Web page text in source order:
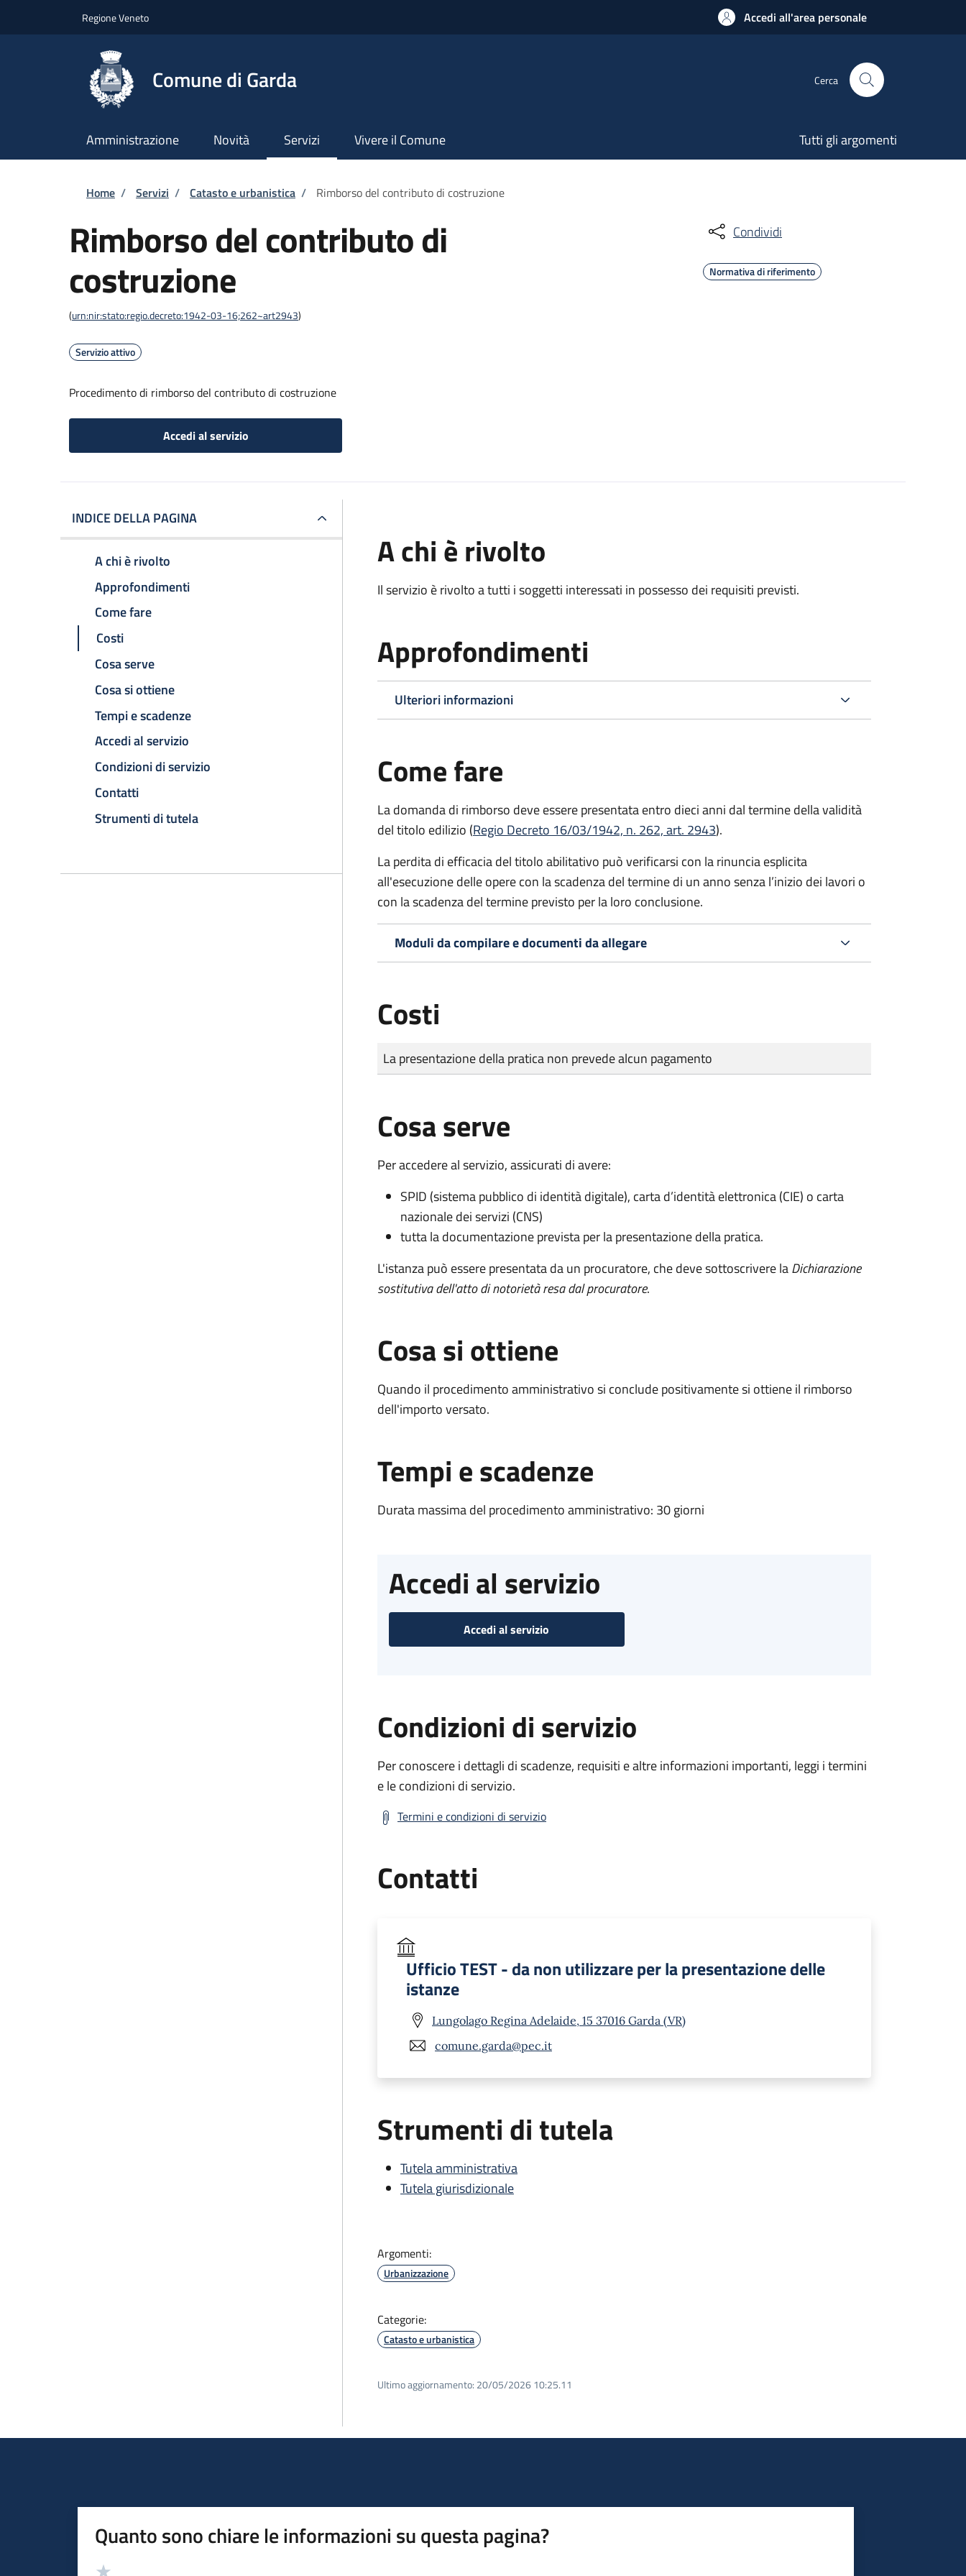
Regione Veneto Accedi all'area personale
Comune di Garda Cerca
Amministrazione Novità Servizi Vivere il Comune Tutti gli argomenti
Briciole di pane
Home / Servizi / Catasto e urbanistica / Rimborso del contributo di costruzione
Rimborso del contributo di
costruzione
(urn:nir:stato:regio.decreto:1942-03-16;262~art2943)
Servizio attivo
Procedimento di rimborso del contributo di costruzione
Accedi al servizio
Condividi
Normativa di riferimento
INDICE DELLA PAGINA
A chi è rivolto
Approfondimenti
Come fare
Costi
Cosa serve
Cosa si ottiene
Tempi e scadenze
Accedi al servizio
Condizioni di servizio
Contatti
Strumenti di tutela
A chi è rivolto
Il servizio è rivolto a tutti i soggetti interessati in possesso dei requisiti previsti.
Approfondimenti
Ulteriori informazioni
Come fare
La domanda di rimborso deve essere presentata entro dieci anni dal termine della validità
del titolo edilizio (Regio Decreto 16/03/1942, n. 262, art. 2943).
La perdita di efficacia del titolo abilitativo può verificarsi con la rinuncia esplicita
all'esecuzione delle opere con la scadenza del termine di un anno senza l’inizio dei lavori o
con la scadenza del termine previsto per la loro conclusione.
Moduli da compilare e documenti da allegare
Costi
Tipo di pagamento
Importo
La presentazione della pratica non prevede alcun pagamento
Cosa serve
Per accedere al servizio, assicurati di avere:
SPID (sistema pubblico di identità digitale), carta d’identità elettronica (CIE) o carta
nazionale dei servizi (CNS)
tutta la documentazione prevista per la presentazione della pratica.
L'istanza può essere presentata da un procuratore, che deve sottoscrivere laDichiarazione
sostitutiva dell'atto di notorietà resa dal procuratore.
Cosa si ottiene
Quando il procedimento amministrativo si conclude positivamente si ottiene il rimborso
dell'importo versato.
Tempi e scadenze
Durata massima del procedimento amministrativo: 30 giorni
Accedi al servizio
Accedi al servizio
Condizioni di servizio
Per conoscere i dettagli di scadenze, requisiti e altre informazioni importanti, leggi i termini
e le condizioni di servizio.
Termini e condizioni di servizio
Contatti
Ufficio TEST - da non utilizzare per la presentazione delle
istanze
Lungolago Regina Adelaide, 15 37016 Garda (VR)
comune.garda@pec.it
Strumenti di tutela
Tutela amministrativa
Tutela giurisdizionale
Argomenti:
Urbanizzazione
Categorie:
Catasto e urbanistica
Ultimo aggiornamento: 20/05/2026 10:25.11
Quanto sono chiare le informazioni su questa pagina?
Valutazione